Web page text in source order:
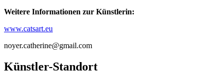
Weitere Informationen zur Künstlerin:
www.catsart.eu
noyer.catherine@gmail.com
Künstler-Standort